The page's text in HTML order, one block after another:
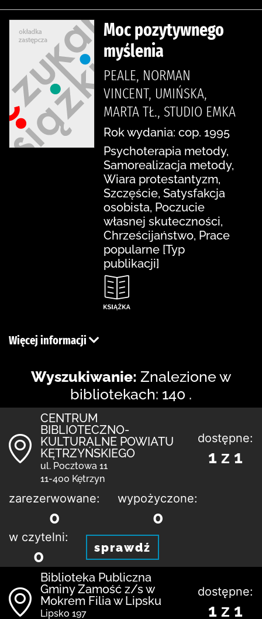
Moc pozytywnego
myślenia
PEALE, NORMAN
VINCENT, UMIŃSKA,
MARTA TŁ., STUDIO EMKA
Rok wydania: cop. 1995
Psychoterapia metody,
Samorealizacja metody,
Wiara protestantyzm,
Szczęście, Satysfakcja
osobista, Poczucie
własnej skuteczności,
Chrześcijaństwo, Prace
popularne [Typ
publikacji]
Więcej informacji
Wyszukiwanie: Znalezione w
bibliotekach: 140 .
CENTRUM
BIBLIOTECZNO-
KULTURALNE POWIATU
KĘTRZYŃSKIEGO
ul. Pocztowa 11
11-400 Kętrzyn
dostępne:
1 z 1
zarezerwowane:
0
wypożyczone:
0
w czytelni:
0 sprawdź
Biblio­teka Publiczna
Gminy Zamość z/s w
Mokrem Filia w Lipsku
Lipsko 197
dostępne:
1 z 1